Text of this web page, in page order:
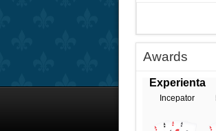
Awards
Experienta
Incepator